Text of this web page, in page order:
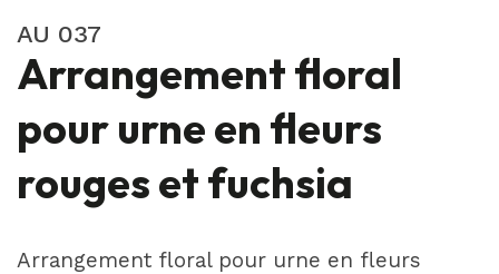
AU 037
Arrangement floral
pour urne en fleurs
rouges et fuchsia
Arrangement floral pour urne en fleurs